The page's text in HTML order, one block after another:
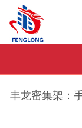
丰龙密集架：